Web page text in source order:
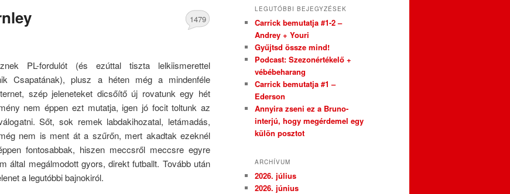
1479
PL-fordulót (és ezúttal tiszta lelkiismerettel
Csapatának), plusz a héten még a mindenféle
szép jeleneteket dicsőítő új rovatunk egy hét
nem éppen ezt mutatja, igen jó focit toltunk az
Sőt, sok remek labdakihozatal, letámadás,
nem is ment át a szűrőn, mert akadtak ezeknél
fontosabbak, hiszen meccsről meccsre egyre
által megálmodott gyors, direkt futballt. Tovább után
a legutóbbi bajnokiról.
LEGUTÓBBI BEJEGYZÉSEK
Carrick bemutatja #1-2 –
Andrey + Youri
Gyűjtsd össze mind!
Podcast: Szezonértékelő +
vébébeharang
Carrick bemutatja #1 –
Ederson
Annyira zseni ez a Bruno-
interjú, hogy megérdemel egy
külön posztot
ARCHÍVUM
2026. július
2026. június